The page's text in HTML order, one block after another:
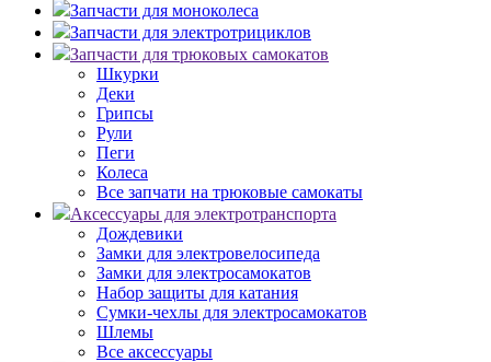
Запчасти для моноколеса
Запчасти для электротрициклов
Запчасти для трюковых самокатов
Шкурки
Деки
Грипсы
Рули
Пеги
Колеса
Все запчати на трюковые самокаты
Аксессуары для электротранспорта
Дождевики
Замки для электровелосипеда
Замки для электросамокатов
Набор защиты для катания
Сумки-чехлы для электросамокатов
Шлемы
Все аксессуары